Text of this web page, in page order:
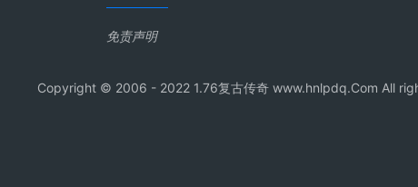
免责声明
Copyright © 2006 - 2022 1.76复古传奇 www.hnlpdq.Com All